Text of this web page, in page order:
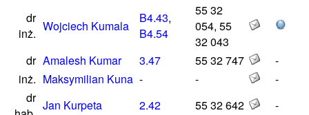
dr
inż. Wojciech Kumala
B4.43,
B4.54
55 32
054, 55
32 043
dr Amalesh Kumar 3.47 55 32 747
-
inż. Maksymilian Kuna - -
-
dr Jan Kurpeta 2.42 55 32 642 -